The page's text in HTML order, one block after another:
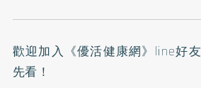
歡迎加入 《優活健康網》line好友
先看！